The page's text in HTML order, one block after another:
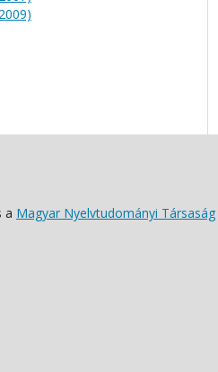
a Magyar Nyelvtudományi Társaság